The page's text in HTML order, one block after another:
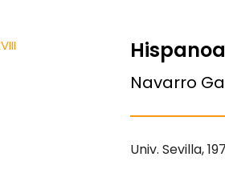
Navarro
Univ. Sevilla,